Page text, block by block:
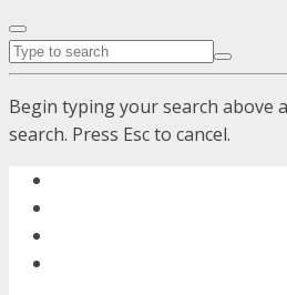
Begin typing your search above
search. Press Esc to cancel.